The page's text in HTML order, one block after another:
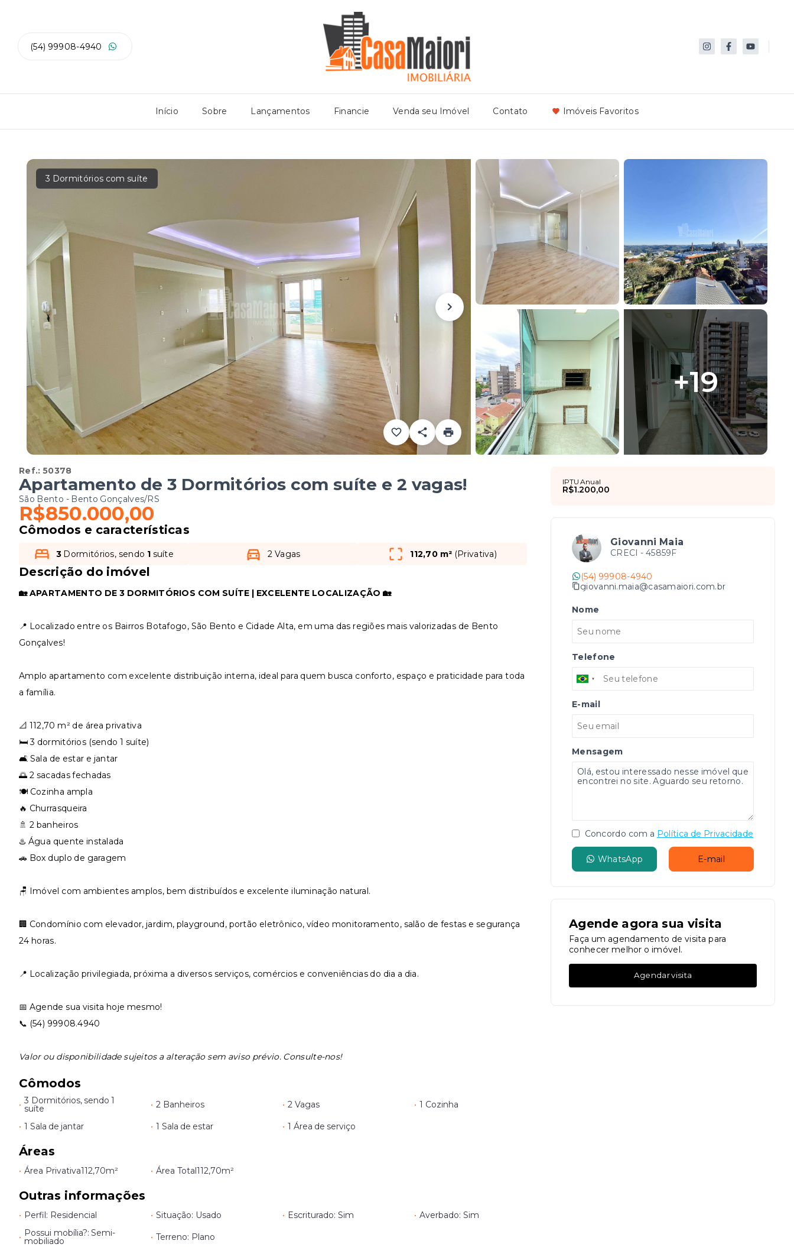
(54) 99908-4940
Início Sobre Lançamentos Financie Venda seu Imóvel Contato Imóveis Favoritos
3 Dormitórios com suíte
+19
Ref.:50378
Apartamento de 3 Dormitórios com suíte e 2 vagas!
São Bento - Bento Gonçalves/RS
R$850.000,00
Cômodos e características
3Dormitórios, sendo 1suíte 2 Vagas 112,70 m² (Privativa)
Descrição do imóvel
🏡 APARTAMENTO DE 3 DORMITÓRIOS COM SUÍTE | EXCELENTE LOCALIZAÇÃO 🏡
📍 Localizado entre os Bairros Botafogo, São Bento e Cidade Alta, em uma das regiões mais valorizadas de Bento
Gonçalves!
Amplo apartamento com excelente distribuição interna, ideal para quem busca conforto, espaço e praticidade para toda
a família.
📐 112,70 m² de área privativa
🛏️ 3 dormitórios (sendo 1 suíte)
🛋️ Sala de estar e jantar
🌅 2 sacadas fechadas
🍽️ Cozinha ampla
🔥 Churrasqueira
🚿 2 banheiros
♨️ Água quente instalada
🚗 Box duplo de garagem
🪑 Imóvel com ambientes amplos, bem distribuídos e excelente iluminação natural.
🏢 Condomínio com elevador, jardim, playground, portão eletrônico, vídeo monitoramento, salão de festas e segurança
24 horas.
📍 Localização privilegiada, próxima a diversos serviços, comércios e conveniências do dia a dia.
📅 Agende sua visita hoje mesmo!
📞 (54) 99908.4940
Valor ou disponibilidade sujeitos a alteração sem aviso prévio. Consulte-nos!
Cômodos
• 3 Dormitórios, sendo 1
suíte • 2 Banheiros • 2 Vagas • 1 Cozinha
• 1 Sala de jantar • 1 Sala de estar • 1 Área de serviço
Áreas
• Área Privativa112,70m² • Área Total112,70m²
Outras informações
• Perfil: Residencial • Situação: Usado • Escriturado: Sim • Averbado: Sim
• Possui mobília?: Semi-
mobiliado • Terreno: Plano
IPTU Anual
R$1.200,00
Giovanni Maia
CRECI - 45859F
(54) 99908-4940
giovanni.maia@casamaiori.com.br
Nome
Telefone
E-mail
Mensagem
Concordo com a Política de Privacidade
WhatsApp E-mail
Agende agora sua visita
Faça um agendamento de visita para
conhecer melhor o imóvel.
Agendar visita